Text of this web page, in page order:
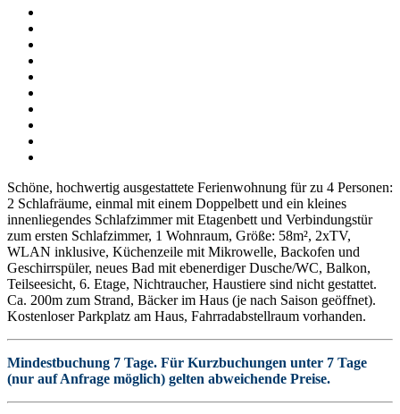
Schöne, hochwertig ausgestattete Ferienwohnung für zu 4 Personen:
2 Schlafräume, einmal mit einem Doppelbett und ein kleines
innenliegendes Schlafzimmer mit Etagenbett und Verbindungstür
zum ersten Schlafzimmer, 1 Wohnraum, Größe: 58m², 2xTV,
WLAN inklusive, Küchenzeile mit Mikrowelle, Backofen und
Geschirrspüler, neues Bad mit ebenerdiger Dusche/WC, Balkon,
Teilseesicht, 6. Etage, Nichtraucher, Haustiere sind nicht gestattet.
Ca. 200m zum Strand, Bäcker im Haus (je nach Saison geöffnet).
Kostenloser Parkplatz am Haus, Fahrradabstellraum vorhanden.
Mindestbuchung 7 Tage. Für Kurzbuchungen unter 7 Tage
(nur auf Anfrage möglich) gelten abweichende Preise.